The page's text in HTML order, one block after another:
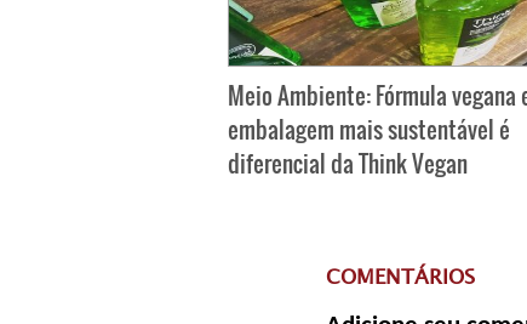
Meio Ambiente: Fórmula vegana
embalagem mais sustentável é
diferencial da Think Vegan
COMENTÁRIOS